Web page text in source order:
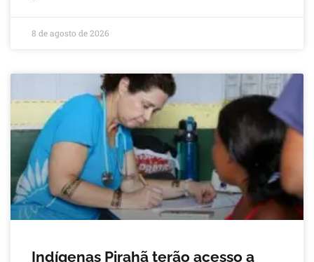
8 de agosto de 2026
Indígenas Pirahã terão acesso a